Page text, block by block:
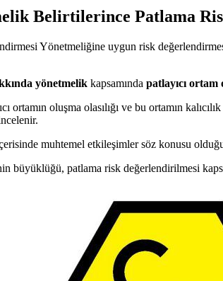
Belirtilerince Patlama
Yönetmeliğine uygun risk
yönetmelik kapsamında patlayıcı ortam
ortamın oluşma olasılığı ve bu ortamın
muhtemel etkileşimler söz konusu
büyüklüğü, patlama risk değerlendirilmesi